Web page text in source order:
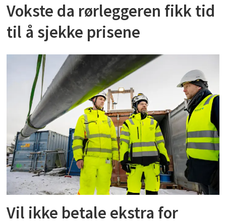
Vokste da rørleggeren fikk tid
til å sjekke prisene
Vil ikke betale ekstra for